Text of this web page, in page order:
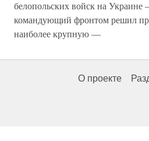
белопольских войск на Украине
командующий фронтом решил
наиболее крупную —
О проекте